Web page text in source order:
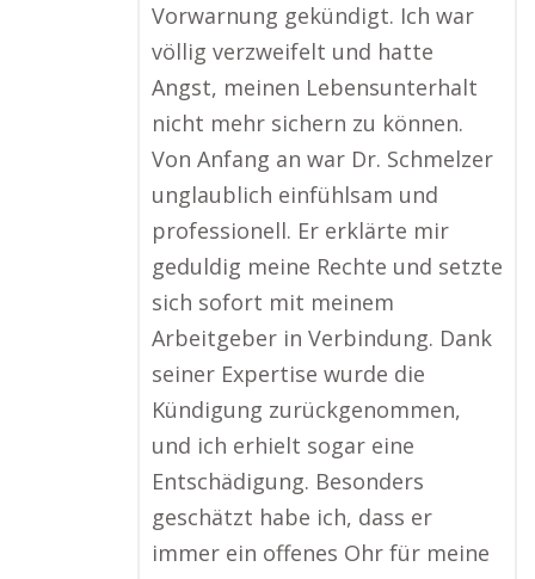
Vorwarnung gekündigt. Ich war
völlig verzweifelt und hatte
Angst, meinen Lebensunterhalt
nicht mehr sichern zu können.
Von Anfang an war Dr. Schmelzer
unglaublich einfühlsam und
professionell. Er erklärte mir
geduldig meine Rechte und setzte
sich sofort mit meinem
Arbeitgeber in Verbindung. Dank
seiner Expertise wurde die
Kündigung zurückgenommen,
und ich erhielt sogar eine
Entschädigung. Besonders
geschätzt habe ich, dass er
immer ein offenes Ohr für meine